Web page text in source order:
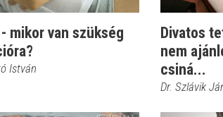
mikor van szükség
István
Divatos
nem
csiná...
Dr. Szlávik